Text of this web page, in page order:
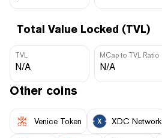
Total Value Locked (TVL)
TVL
N/A
MCap to TVL Ratio
N/A
Other coins
Venice Token XDC Network